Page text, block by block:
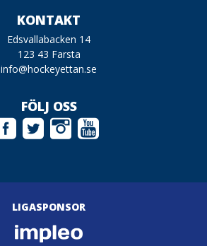
KONTAKT
Edsvallabacken 14
123 43 Farsta
info@hockeyettan.se
FÖLJ OSS
LIGASPONSOR